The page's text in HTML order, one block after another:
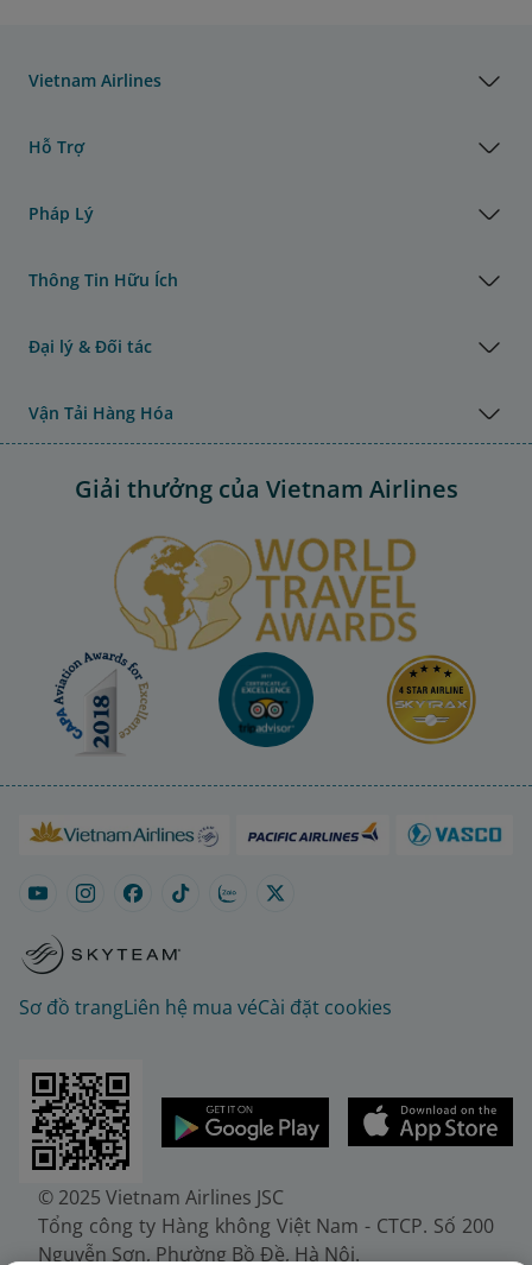
Vietnam Airlines
Hỗ Trợ
Pháp Lý
Thông Tin Hữu Ích
Đại lý & Đối tác
Vận Tải Hàng Hóa
Giải thưởng của Vietnam Airlines
Sơ đồ trangLiên hệ mua véCài đặt cookies
© 2025 Vietnam Airlines JSC
Tổng công ty Hàng không Việt Nam - CTCP. Số 200
Nguyễn Sơn, Phường Bồ Đề, Hà Nội.